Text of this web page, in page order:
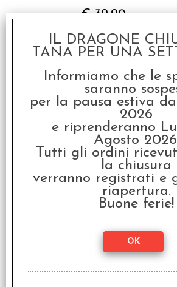
€ 39,90
€ 31,92
La Leggenda dei
Anelli - La Terra
Imperfetta
€ 14,90
€11,92
IL DRAGONE
TANA PER UNA
Informiamo che le
saranno
per la pausa estiva
2026
e riprenderanno
Agosto
Tutti gli ordini
la chiusura
verranno registrati e
riapertura.
Buone ferie!